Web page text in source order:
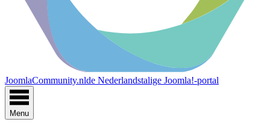
JoomlaCommunity.nlde Nederlandstalige Joomla!-portal
Menu